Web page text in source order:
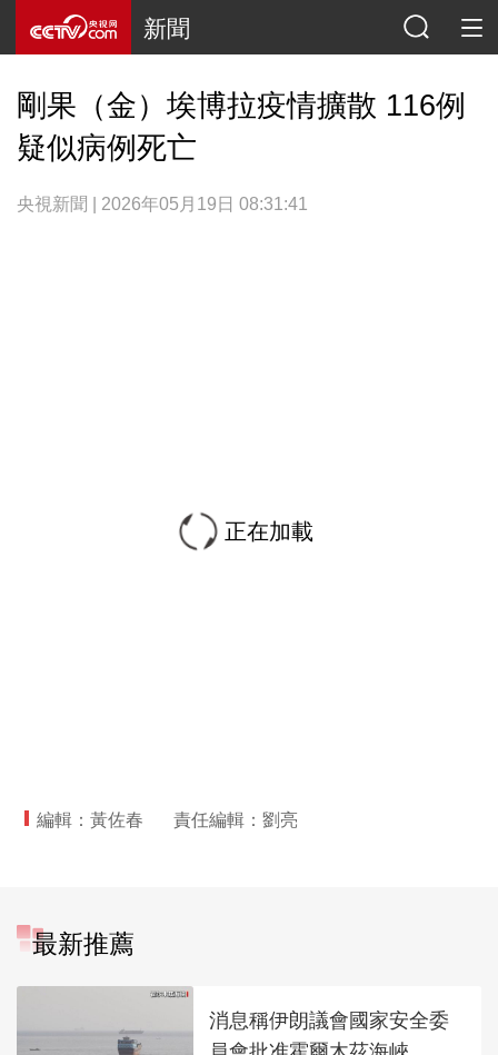
新聞
剛果（金）埃博拉疫情擴散 116例
疑似病例死亡
央視新聞 | 2026年05月19日 08:31:41
正在加載
編輯：黃佐春 責任編輯：劉亮
最新推薦
消息稱伊朗議會國家安全委